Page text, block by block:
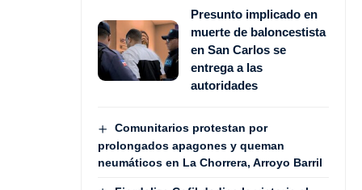
Presunto implicado en
muerte de baloncestista
en San Carlos se
entrega a las
autoridades
Comunitarios protestan por
prolongados apagones y queman
neumáticos en La Chorrera, Arroyo Barril